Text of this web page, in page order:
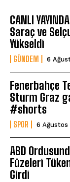
CANLI
Saraç ve
Yükseldi
GÜNDEM 6
Fenerbahçe
Sturm Graz
#shorts
SPOR 6 Ağustos
ABD
Füzeleri
Girdi